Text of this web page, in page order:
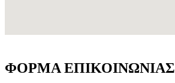
ΦΟΡΜΑ ΕΠΙΚΟΙΝΩΝΙΑΣ